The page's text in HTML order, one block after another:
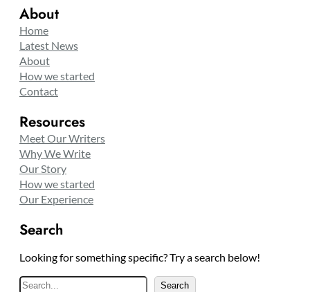
About
Home
Latest News
About
How we started
Contact
Resources
Meet Our Writers
Why We Write
Our Story
How we started
Our Experience
Search
Looking for something specific? Try a search below!
S Search